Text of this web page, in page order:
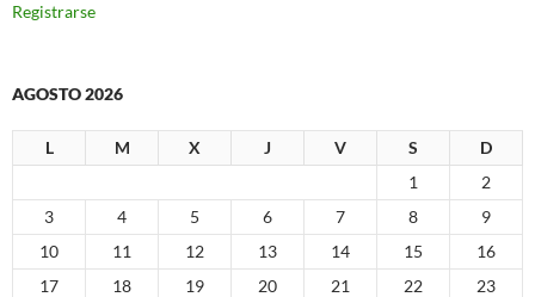
Registrarse
AGOSTO 2026
L M X J V S
D
1
2
3
4 5 6 7 8
9
10
11 12 13 14 15
16
17
18 19 20 21 22
23